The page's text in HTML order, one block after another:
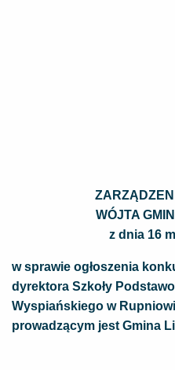
WÓJTA
z dnia 16
w sprawie ogłoszenia
dyrektora Szkoły
Wyspiańskiego w
prowadzącym jest Gmina